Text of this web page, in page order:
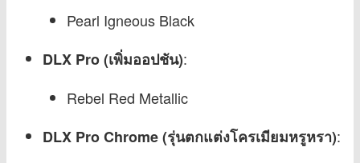
Pearl Igneous Black
DLX Pro (เพิ่มออปชัน):
Rebel Red Metallic
DLX Pro Chrome (รุ่นตกแต่งโครเมียมหรูหรา):